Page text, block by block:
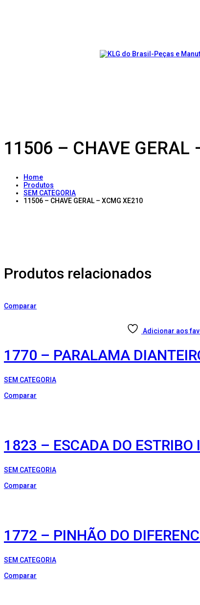
11506 – CHAVE GERAL
Home
Produtos
SEM CATEGORIA
11506 – CHAVE GERAL – XCMG XE210
Produtos relacionados
Comparar
Adicionar aos
1770 – PARALAMA
SEM CATEGORIA
Comparar
1823 – ESCADA DO ESTRIBO
SEM CATEGORIA
Comparar
1772 – PINHÃO DO
SEM CATEGORIA
Comparar